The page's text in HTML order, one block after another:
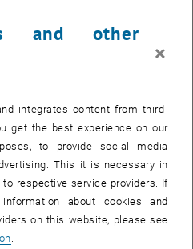
Collection Cy Twombly, Foto:
Cy Twombly
Collection Cy Twombly, Foto:
only visible after login.
and other
×
integrates content from third-
get the best experience on our
to provide social media
This it is necessary in
respective service providers. If
about cookies and
on this website, please see
.